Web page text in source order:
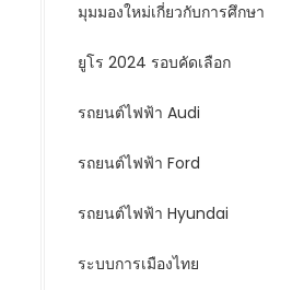
มุมมองใหม่เกี่ยวกับการศึกษา
ยูโร 2024 รอบคัดเลือก
รถยนต์ไฟฟ้า Audi
รถยนต์ไฟฟ้า Ford
รถยนต์ไฟฟ้า Hyundai
ระบบการเมืองไทย